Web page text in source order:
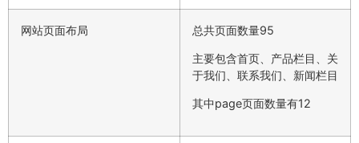
网站页面布局 总共页面数量95
主要包含首页、产品栏目、关
于我们、联系我们、新闻栏目
其中page页面数量有12